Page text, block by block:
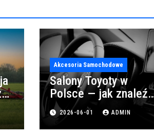
Akcesoria Samochodowe
Salony Toyoty w
Polsce — jak znaleźć
najlepszy salon i
serwis
2026-06-01 ADMIN